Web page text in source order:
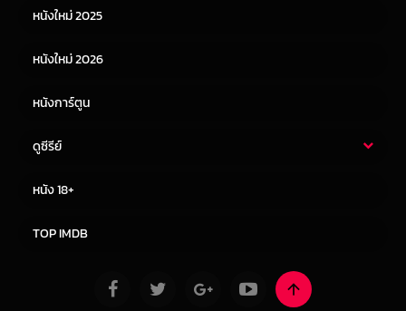
หนังจีน
หนังใหม่ 2025
หนังใหม่ 2026
หนังการ์ตูน
ดูซีรีย์
หนัง 18+
TOP IMDB